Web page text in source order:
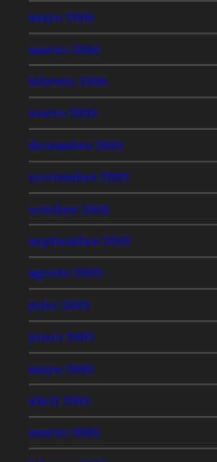
mayo 2006
marzo 2006
febrero 2006
enero 2006
diciembre 2005
noviembre 2005
octubre 2005
septiembre 2005
agosto 2005
julio 2005
junio 2005
mayo 2005
abril 2005
marzo 2005